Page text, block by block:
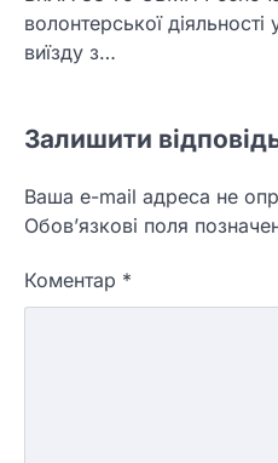
волонтерської
виїзду з…
Залишити
Ваша e-mail адреса не
Обов’язкові поля
Коментар *